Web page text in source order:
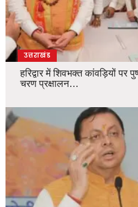
उत्तराखंड
हरिद्वार में शिवभक्त कांवड़ियों पर
चरण प्रक्षालन…